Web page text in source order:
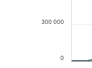
0
300 000